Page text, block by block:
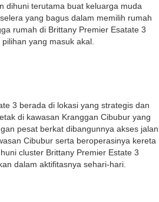
dihuni terutama buat keluarga muda
yang bagus dalam memilih rumah
rumah di Brittany Premier Esatate 3
yang masuk akal.
3 berada di lokasi yang strategis dan
di kawasan Kranggan Cibubur yang
pesat berkat dibangunnya akses jalan
Cibubur serta beroperasinya kereta
cluster Brittany Premier Estate 3
dalam aktifitasnya sehari-hari.